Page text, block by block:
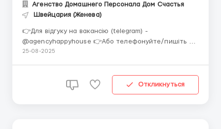
Агенство Домашнего Персонала Дом Счастья
Швейцария (Женева)
👉Для відгуку на вакансію (telegram) -
@agencyhappyhouse 👉Або телефонуйте/пишіть -
+380985798848 🧹 Домробітниця (Женева,
Графік: 6/1, проживання і харчування включені. 📌 ...
25-08-2025
Откликнуться